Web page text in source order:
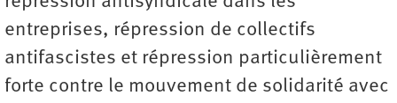
entreprises, répression de collectifs
antifascistes et répression particulièrement
forte contre le mouvement de solidarité avec